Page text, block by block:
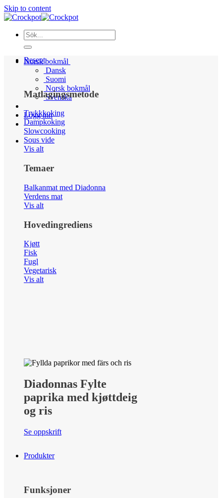
Skip to content
Norsk bokmål
Dansk
Suomi
Norsk bokmål
Svenska
Logg inn
Resept
Matlagingsmetode
Trykkkoking
Dampkoking
Slowcooking
Sous vide
Vis alt
Temaer
Balkanmat med Diadonna
Verdens mat
Vis alt
Hovedingrediens
Kjøtt
Fisk
Fugl
Vegetarisk
Vis alt
Diadonnas Fylte
paprika med kjøttdeig
og ris
Se oppskrift
Produkter
Funksjoner